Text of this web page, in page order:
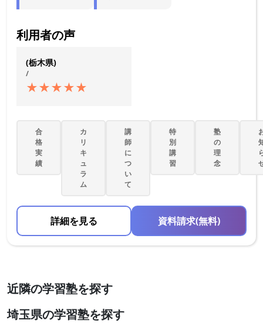
利用者の声
(栃木県)
/
★★★★★
合
格
実
績
カ
リ
キ
ュ
ラ
ム
講
師
に
つ
い
て
特
別
講
習
塾
の
理
念
詳細を見る 資料請求(無料)
近隣の学習塾を探す
埼玉県の学習塾を探す